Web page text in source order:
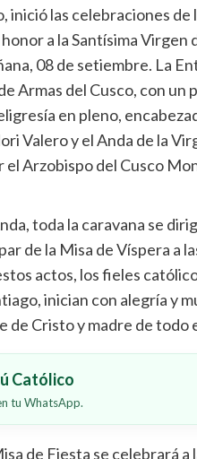
inició las celebraciones de
a la Santísima Virgen
08 de setiembre. La
Armas del Cusco, con un
en pleno,
Valero y el Anda de la
Arzobispo del Cusco
toda la caravana se
de la Misa de Víspera a
actos, los fieles
inician con alegría y
de Cristo y madre de todo
Católico
tu WhatsApp.
de Fiesta se celebrará a